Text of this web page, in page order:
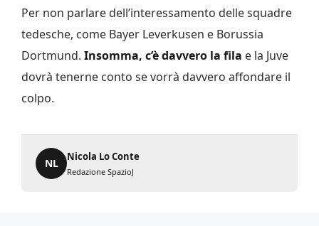
Per non parlare dell’interessamento delle squadre
tedesche, come Bayer Leverkusen e Borussia
Dortmund. Insomma, c’è davvero la fila e la Juve
dovrà tenerne conto se vorrà davvero affondare il
colpo.
NL
Nicola Lo Conte
Redazione SpazioJ